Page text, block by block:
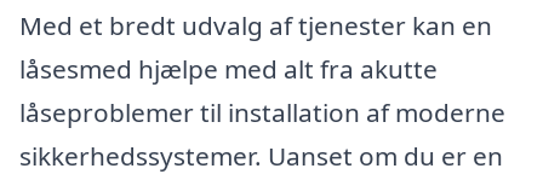
Med et bredt udvalg af tjenester kan en
låsesmed hjælpe med alt fra akutte
låseproblemer til installation af moderne
sikkerhedssystemer. Uanset om du er en